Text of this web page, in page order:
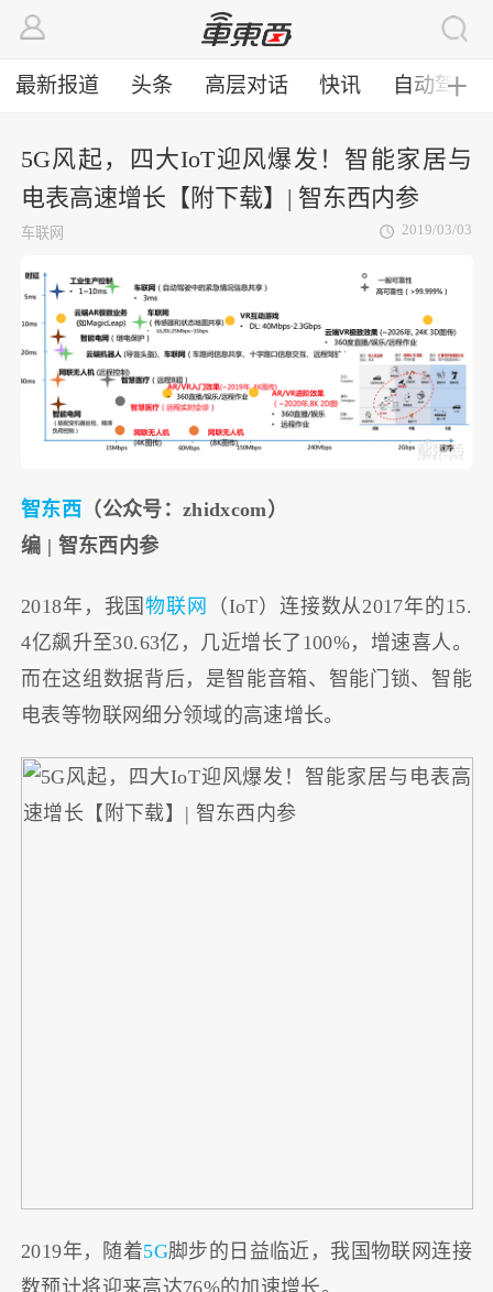
最新报道 头条 高层对话 快讯 自动驾驶
╋
5G风起，四大IoT迎风爆发！智能家居与
电表高速增长【附下载】| 智东西内参
车联网 2019/03/03
智东西 （公众号：zhidxcom）
编 | 智东西内参
2018年，我国物联网
（IoT）连接数从2017年的15.
4亿飙升至30.63亿，几近增长了100%，增速喜人。
而在这组数据背后，是智能音箱、智能门锁、智能
电表等物联网细分领域的高速增长。
2019年，随着5G脚步的日益临近，我国物联网连接
数预计将迎来高达76%的加速增长。